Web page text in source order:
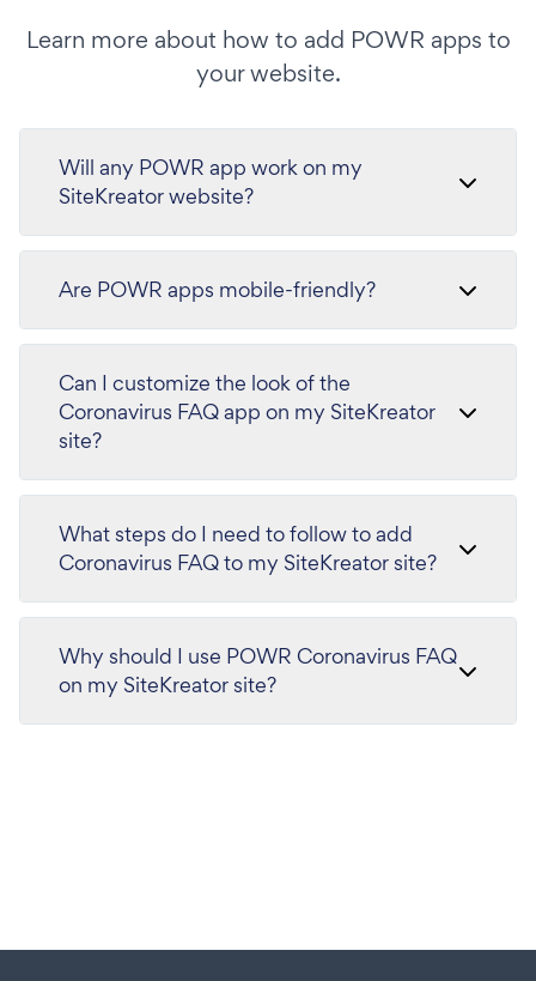
Learn more about how to add POWR apps to
your website.
Will any POWR app work on my
SiteKreator website?
Are POWR apps mobile-friendly?
Can I customize the look of the
Coronavirus FAQ app on my SiteKreator
site?
What steps do I need to follow to add
Coronavirus FAQ to my SiteKreator site?
Why should I use POWR Coronavirus FAQ
on my SiteKreator site?